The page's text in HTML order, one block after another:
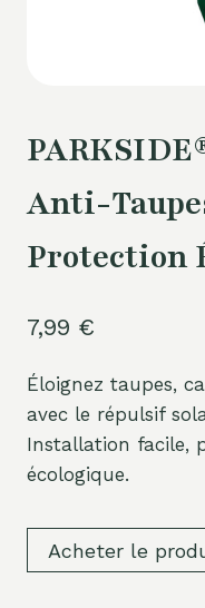
Anti-
Protection
7,99 €
Éloignez taupes,
avec le répulsif
Installation facile,
écologique.
Acheter le